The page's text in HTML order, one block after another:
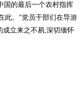
的最后一个农村指挥
此。”党员干部们在导游
成立来之不易,深切缅怀